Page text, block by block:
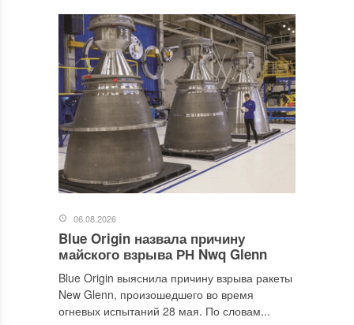
06.08.2026
Blue Origin назвала причину
майского взрыва РН Nwq Glenn
Blue Origin выяснила причину взрыва ракеты
New Glenn, произошедшего во время
огневых испытаний 28 мая. По словам...